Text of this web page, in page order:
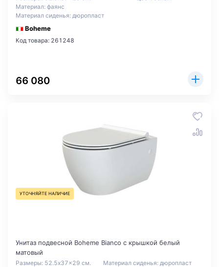
Материал: фаянс
Материал сиденья: дюропласт
Boheme
Код товара: 261248
66 080
УТОЧНЯЙТЕ НАЛИЧИЕ
Унитаз подвесной Boheme Bianco с крышкой белый
матовый
Размеры: 52.5x37x29 см.
Материал сиденья: дюропласт